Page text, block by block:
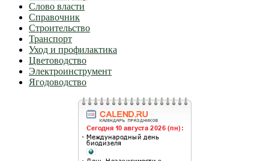
Слово власти
Справочник
Строительство
Транспорт
Уход и профилактика
Цветоводство
Электроинструмент
Ягодоводство